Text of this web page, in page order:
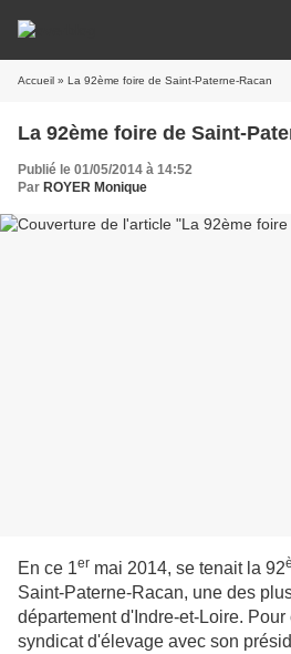
Accueil » La 92ème foire de Saint-Paterne-Racan
La 92ème foire de Saint-
Publié le 01/05/2014 à 14:52
Par ROYER Monique
En ce 1er mai 2014, se tenait la 92
Saint-Paterne-Racan, une des
département d'Indre-et-Loire.
syndicat d'élevage avec son